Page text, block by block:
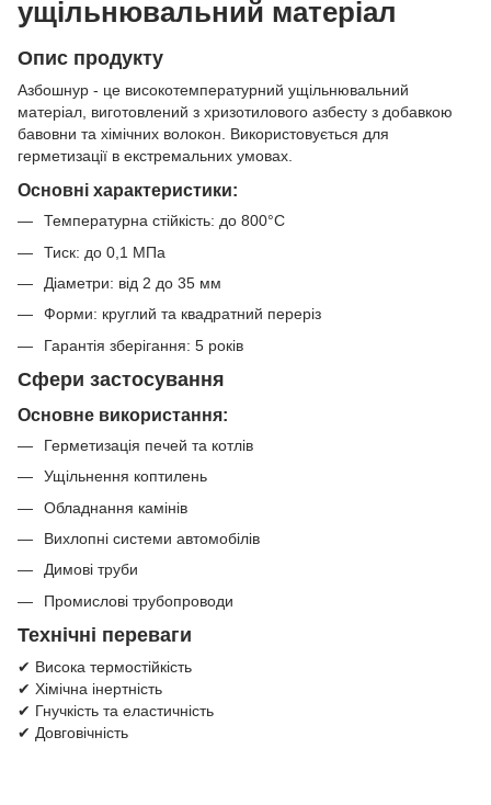
ущільнювальний матеріал
Опис продукту
Азбошнур - це високотемпературний ущільнювальний
матеріал, виготовлений з хризотилового азбесту з добавкою
бавовни та хімічних волокон. Використовується для
герметизації в екстремальних умовах.
Основні характеристики:
Температурна стійкість: до 800°C
Тиск: до 0,1 МПа
Діаметри: від 2 до 35 мм
Форми: круглий та квадратний переріз
Гарантія зберігання: 5 років
Сфери застосування
Основне використання:
Герметизація печей та котлів
Ущільнення коптилень
Обладнання камінів
Вихлопні системи автомобілів
Димові труби
Промислові трубопроводи
Технічні переваги
✔ Висока термостійкість
✔ Хімічна інертність
✔ Гнучкість та еластичність
✔ Довговічність